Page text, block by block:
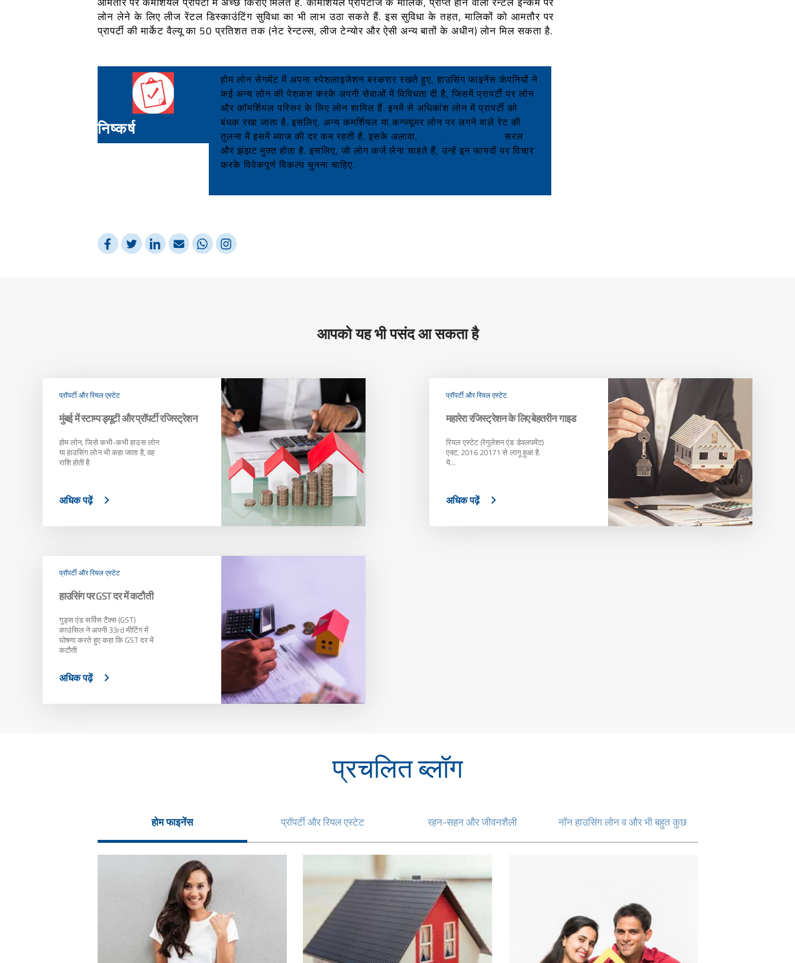
लोन लेने के लिए लीज रेंटल डिस्काउंटिंग सुविधा का भी लाभ उठा सकते हैं. इस सुविधा के तहत, मालिकों को आमतौर पर
प्रापर्टी की मार्केट वैल्यू का 50 प्रतिशत तक (नेट रेन्टल्स, लीज टेन्योर और ऐसी अन्य बातों के अधीन) लोन मिल सकता है.
निष्कर्ष
होम लोन सेगमेंट में अपना स्पेशलाइजेशन बरकरार रखते हुए, हाउसिंग फाइनेंस कंपनियों ने
कई अन्य लोन की पेशकश करके अपनी सेवाओं में विविधता दी है, जिसमें प्रापर्टी पर लोन
और कॉमर्शियल परिसर के लिए लोन शामिल हैं. इनमें से अधिकांश लोन में प्रापर्टी को
बंधक रखा जाता है. इसलिए, अन्य कमर्शियल या कन्ज्यूमर लोन पर लगने वाले रेट की
तुलना में इसमें ब्याज की दर कम रहती है. इसके अलावा,
सरल
और झंझट मुक्त होता है. इसलिए, जो लोग कर्ज लेना चाहते हैं, उन्हें इन फायदों पर विचार
करके विवेकपूर्ण विकल्प चुनना चाहिए.
आपको यह भी पसंद आ सकता है
प्रॉपर्टी और रियल एस्टेट
मुंबई में स्टाम्प ड्यूटी और प्रॉपर्टी रजिस्ट्रेशन
होम लोन, जिसे कभी-कभी हाउस लोन
या हाउसिंग लोन भी कहा जाता है, वह
राशि होती है
अधिक पढ़ें
प्रॉपर्टी और रियल एस्टेट
महारेरा रजिस्ट्रेशन के लिए बेहतरीन गाइड
रियल एस्टेट (रेगुलेशन एंड डेवलपमेंट)
एक्ट, 2016 20171 से लागू हुआ है.
ये…
अधिक पढ़ें
प्रॉपर्टी और रियल एस्टेट
हाउसिंग पर GST दर में कटौती
गुड्स एंड सर्विस टैक्स (GST)
काउंसिल ने अपनी 33rd मीटिंग में
घोषणा करते हुए कहा कि GST दर में
कटौती
अधिक पढ़ें
प्रचलित ब्लॉग
होम फाइनेंस प्रॉपर्टी और रियल एस्टेट रहन-सहन और जीवनशैली नॉन हाउसिंग लोन व और भी बहुत कुछ